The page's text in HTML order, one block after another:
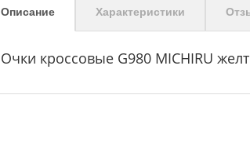
Описание Характеристики
Очки кроссовые G980 MICHIRU